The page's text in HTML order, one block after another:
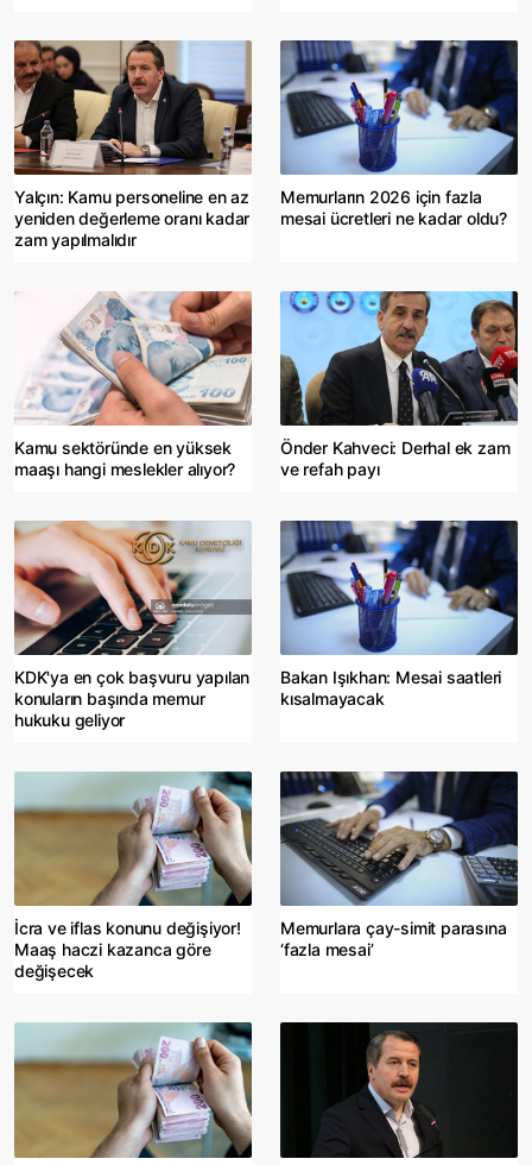
Yalçın: Kamu personeline en az
yeniden değerleme oranı kadar
zam yapılmalıdır
Memurların 2026 için fazla
mesai ücretleri ne kadar oldu?
Kamu sektöründe en yüksek
maaşı hangi meslekler alıyor?
Önder Kahveci: Derhal ek zam
ve refah payı
KDK'ya en çok başvuru yapılan
konuların başında memur
hukuku geliyor
Bakan Işıkhan: Mesai saatleri
kısalmayacak
İcra ve iflas konunu değişiyor!
Maaş haczi kazanca göre
değişecek
Memurlara çay-simit parasına
‘fazla mesai’